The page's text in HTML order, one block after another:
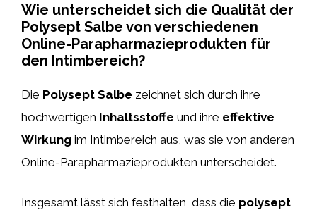
Wie unterscheidet sich die Qualität der
Polysept Salbe von verschiedenen
Online-Parapharmazieprodukten für
den Intimbereich?
Die Polysept Salbe zeichnet sich durch ihre
hochwertigen Inhaltsstoffe und ihre effektive
Wirkung im Intimbereich aus, was sie von anderen
Online-Parapharmazieprodukten unterscheidet.
Insgesamt lässt sich festhalten, dass die polysept